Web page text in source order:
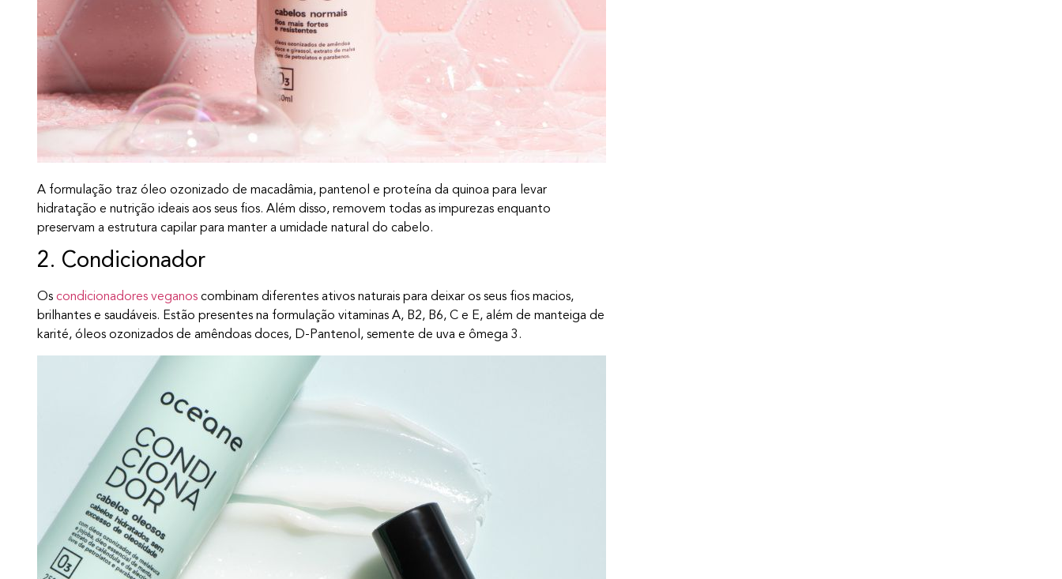
A formulação traz óleo ozonizado de macadâmia, pantenol e proteína da quinoa para levar
hidratação e nutrição ideais aos seus fios. Além disso, removem todas as impurezas enquanto
preservam a estrutura capilar para manter a umidade natural do cabelo.
2. Condicionador
Os condicionadores veganos combinam diferentes ativos naturais para deixar os seus fios macios,
brilhantes e saudáveis. Estão presentes na formulação vitaminas A, B2, B6, C e E, além de manteiga de
karité, óleos ozonizados de amêndoas doces, D-Pantenol, semente de uva e ômega 3.